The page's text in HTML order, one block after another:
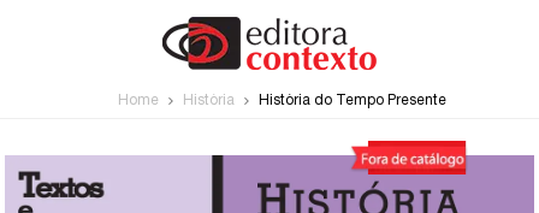
Home História História do Tempo Presente